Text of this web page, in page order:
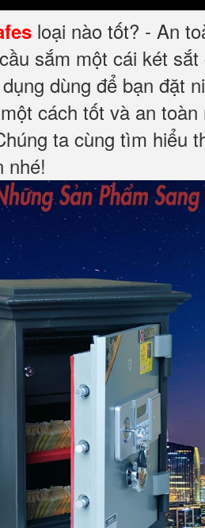
loại nào tốt? - An
sắm một cái két sắt
dùng để bạn đặt
cách tốt và an
ta cùng tìm hiểu
nhé!